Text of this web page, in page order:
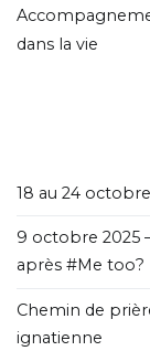
dans la vie
18 au 24
9 octobre 2025
après #Me too?
Chemin de
ignatienne